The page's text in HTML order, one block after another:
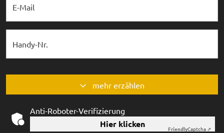
E-Mail
Handy-Nr.
mehr erzählen
Anti-Roboter-Verifizierung
Hier klicken FriendlyCaptcha ⇗